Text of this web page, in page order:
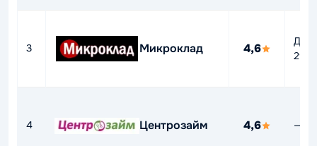
3 Микроклад 4,6
До
4 Центрозайм 4,6 —